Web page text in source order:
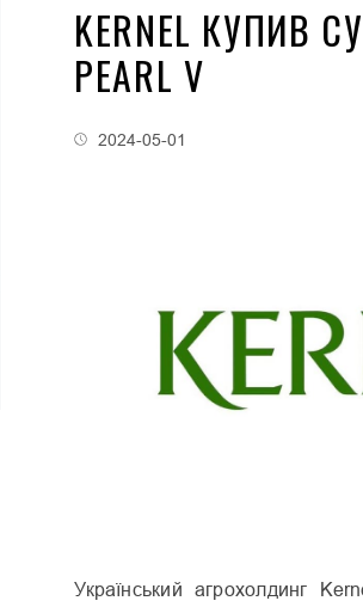
KERNEL КУПИВ
PEARL V
2024-05-01
Український агрохолдинг